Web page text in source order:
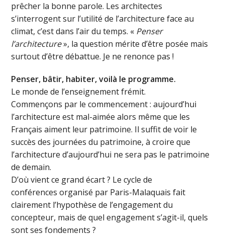
prêcher la bonne parole. Les architectes
s’interrogent sur l’utilité de l’architecture face au
climat, c’est dans l’air du temps. « Penser
l’architecture», la question mérite d’être posée mais
surtout d’être débattue. Je ne renonce pas !
Penser, bâtir, habiter, voilà le programme.
Le monde de l’enseignement frémit.
Commençons par le commencement : aujourd’hui
l’architecture est mal-aimée alors même que les
Français aiment leur patrimoine. Il suffit de voir le
succès des journées du patrimoine, à croire que
l’architecture d’aujourd’hui ne sera pas le patrimoine
de demain.
D’où vient ce grand écart ? Le cycle de
conférences organisé par Paris-Malaquais fait
clairement l’hypothèse de l’engagement du
concepteur, mais de quel engagement s’agit-il, quels
sont ses fondements ?